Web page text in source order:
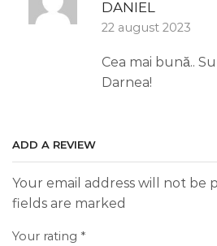
DANIEL
22 august 2023
Cea mai bună..
Darnea!
ADD A REVIEW
Your email address will not be
fields are marked
Your rating *